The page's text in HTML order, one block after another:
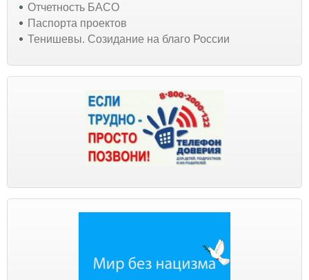
Отчетность БАСО
Паспорта проектов
Тенишевы. Созидание на благо России